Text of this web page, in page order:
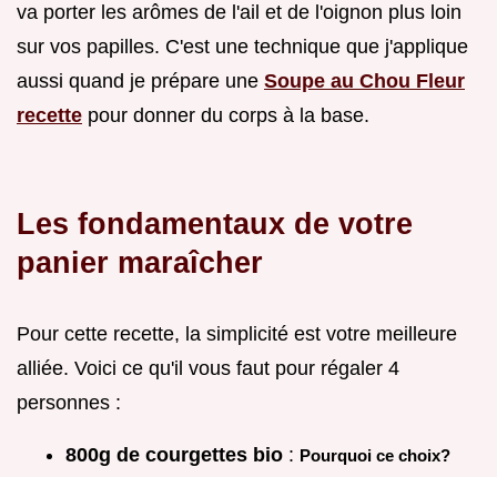
va porter les arômes de l'ail et de l'oignon plus loin
sur vos papilles. C'est une technique que j'applique
aussi quand je prépare une Soupe au Chou Fleur
recette pour donner du corps à la base.
Les fondamentaux de votre
panier maraîcher
Pour cette recette, la simplicité est votre meilleure
alliée. Voici ce qu'il vous faut pour régaler 4
personnes :
800g de courgettes bio : Pourquoi ce choix?